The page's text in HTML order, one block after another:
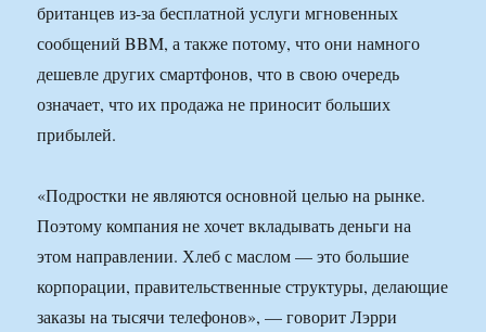
британцев из-за бесплатной услуги мгновенных
сообщений BBM, а также потому, что они намного
дешевле других смартфонов, что в свою очередь
означает, что их продажа не приносит больших
прибылей.
«Подростки не являются основной целью на рынке.
Поэтому компания не хочет вкладывать деньги на
этом направлении. Хлеб с маслом — это большие
корпорации, правительственные структуры, делающие
заказы на тысячи телефонов», — говорит Лэрри